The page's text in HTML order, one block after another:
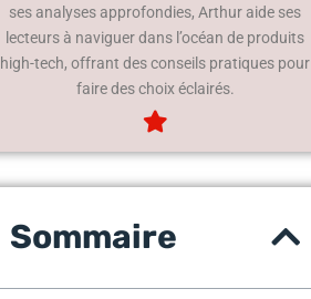
ses analyses approfondies, Arthur aide ses
lecteurs à naviguer dans l’océan de produits
high-tech, offrant des conseils pratiques pour
faire des choix éclairés.
Sommaire